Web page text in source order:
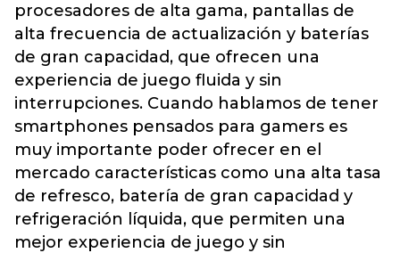
procesadores de alta gama, pantallas de
alta frecuencia de actualización y baterías
de gran capacidad, que ofrecen una
experiencia de juego fluida y sin
interrupciones. Cuando hablamos de tener
smartphones pensados para gamers es
muy importante poder ofrecer en el
mercado características como una alta tasa
de refresco, batería de gran capacidad y
refrigeración líquida, que permiten una
mejor experiencia de juego y sin